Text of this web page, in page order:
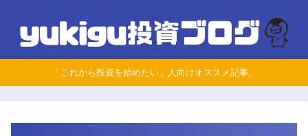
「これから投資を始めたい」人向けオススメ記事。